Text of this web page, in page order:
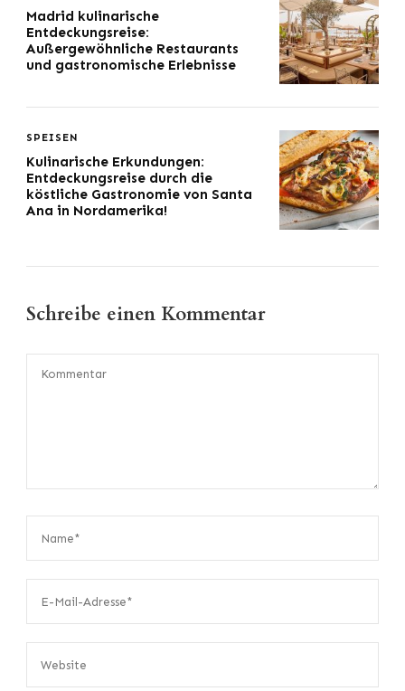
Madrid kulinarische
Entdeckungsreise:
Außergewöhnliche Restaurants
und gastronomische Erlebnisse
SPEISEN
Kulinarische Erkundungen:
Entdeckungsreise durch die
köstliche Gastronomie von Santa
Ana in Nordamerika!
Schreibe einen Kommentar